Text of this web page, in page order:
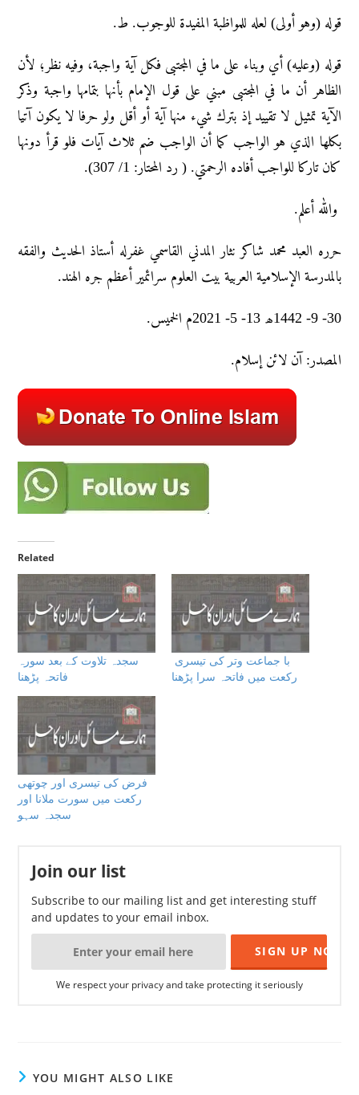
قوله (وهو أولى) لعله للمواظبة المفيدة للوجوب. ط.
قوله (وعليه) أي وبناء على ما في المجتبى فكل آية واجبة، وفيه نظر؛ لأن
الظاهر أن ما في المجتبى مبني على قول الإمام بأنها بتمامها واجبة وذكر
الآية تمثيل لا تقييد إذ بترك شيء منها آية أو أقل ولو حرفا لا يكون آتيا
بكلها الذي هو الواجب كما أن الواجب ضم ثلاث آيات فلو قرأ دونها
كان تاركا للواجب أفاده الرحمتي. ( رد المحتار: 1/ 307).
والله أعلم.
حرره العبد محمد شاکر نثار المدني القاسمي غفرله أستاذ الحديث والفقه
بالمدرسة الإسلامية العربية بيت العلوم سرائمير أعظم جره الهند.
30- 9- 1442ھ 13- 5- 2021م الخميس.
المصدر: آن لائن إسلام.
Related
سجدہ تلاوت کے بعد سورہ
فاتحہ پڑھنا
رکعت میں فاتحہ سرا پڑھنا
فرض کی تیسری اور چوتھی
رکعت میں سورت ملانا اور
سجدہ سہو
Join our list
Subscribe to our mailing list and get interesting stuff
and updates to your email inbox.
We respect your privacy and take protecting it seriously
YOU MIGHT ALSO LIKE